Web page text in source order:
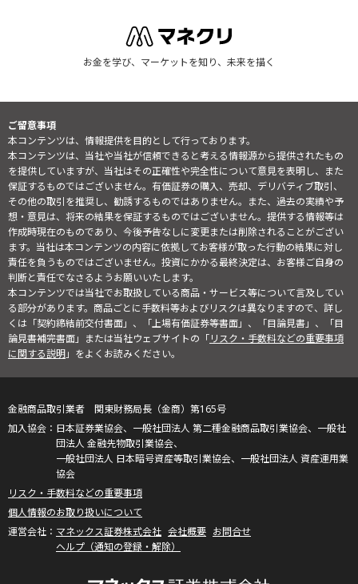
お金を学び、マーケットを知り、未来を描く
ご留意事項
本コンテンツは、情報提供を目的として行っております。
本コンテンツは、当社や当社が信頼できると考える情報源から提供されたもの
を提供していますが、当社はその正確性や完全性について意見を表明し、また
保証するものではございません。有価証券の購入、売却、デリバティブ取引、
その他の取引を推奨し、勧誘するものではありません。また、過去の実績や予
想・意見は、将来の結果を保証するものではございません。提供する情報等は
作成時現在のものであり、今後予告なしに変更または削除されることがござい
ます。当社は本コンテンツの内容に依拠してお客様が取った行動の結果に対し
責任を負うものではございません。投資にかかる最終決定は、お客様ご自身の
判断と責任でなさるようお願いいたします。
本コンテンツでは当社でお取扱している商品・サービス等について言及してい
る部分があります。商品ごとに手数料等およびリスクは異なりますので、詳し
くは「契約締結前交付書面」、「上場有価証券等書面」、「目論見書」、「目
論見書補完書面」または当社ウェブサイトの「リスク・手数料などの重要事項
に関する説明」をよくお読みください。
金融商品取引業者 関東財務局長（金商）第165号
日本証券業協会、一般社団法人 第二種金融商品取引業協会、一般社
団法人 金融先物取引業協会、
一般社団法人 日本暗号資産等取引業協会、一般社団法人 資産運用業
協会
リスク・手数料などの重要事項
個人情報のお取り扱いについて
マネックス証券株式会社 会社概要 お問合せ
ヘルプ（通知の登録・解除）